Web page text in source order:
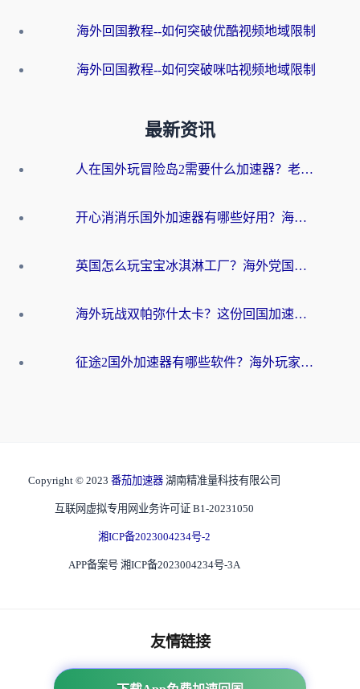
海外回国教程--如何突破优酷视频地域限制
海外回国教程--如何突破咪咕视频地域限制
最新资讯
人在国外玩冒险岛2需要什么加速器？老玩家亲测有效的选择指南
开心消消乐国外加速器有哪些好用？海外党亲测不踩坑指南（附塔瑞斯世界Online流畅技巧）
英国怎么玩宝宝冰淇淋工厂？海外党国服游戏加速避坑指南（附挪威装甲风暴解决方案）
海外玩战双帕弥什太卡？这份回国加速器终极指南帮你告别延迟（附打球球大作战古今江湖加速方案）
征途2国外加速器有哪些软件？海外玩家亲测实用指南（附非洲梦幻西游加速技巧）
Copyright © 2023 番茄加速器 湖南精准量科技有限公司
互联网虚拟专用网业务许可证 B1-20231050
湘ICP备2023004234号-2
APP备案号 湘ICP备2023004234号-3A
友情链接
海外回国加速器